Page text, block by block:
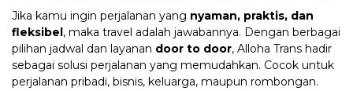
Jika kamu ingin perjalanan yang nyaman, praktis, dan
fleksibel, maka travel adalah jawabannya. Dengan berbagai
pilihan jadwal dan layanan door to door, Alloha Trans hadir
sebagai solusi perjalanan yang memudahkan. Cocok untuk
perjalanan pribadi, bisnis, keluarga, maupun rombongan.